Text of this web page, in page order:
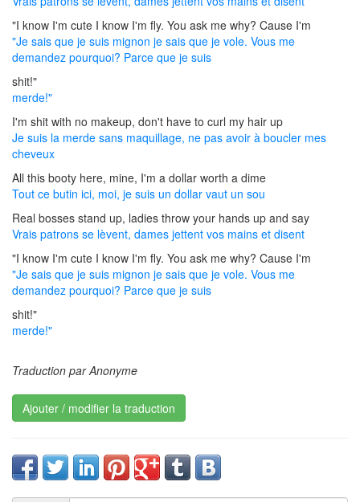
"I know I'm cute I know I'm fly. You ask me why? Cause I'm
"Je sais que je suis mignon je sais que je vole. Vous me
demandez pourquoi? Parce que je suis
shit!"
merde!"
I'm shit with no makeup, don't have to curl my hair up
Je suis la merde sans maquillage, ne pas avoir à boucler mes
cheveux
All this booty here, mine, I'm a dollar worth a dime
Tout ce butin ici, moi, je suis un dollar vaut un sou
Real bosses stand up, ladies throw your hands up and say
Vrais patrons se lèvent, dames jettent vos mains et disent
"I know I'm cute I know I'm fly. You ask me why? Cause I'm
"Je sais que je suis mignon je sais que je vole. Vous me
demandez pourquoi? Parce que je suis
shit!"
merde!"
Traduction par Anonyme
Ajouter / modifier la traduction